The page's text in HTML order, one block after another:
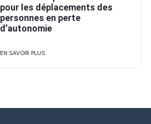
pour les déplacements des
personnes en perte
d’autonomie
EN SAVOIR PLUS